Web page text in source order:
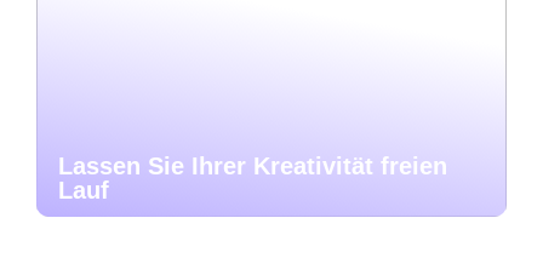
Lassen Sie Ihrer Kreativität freien
Lauf